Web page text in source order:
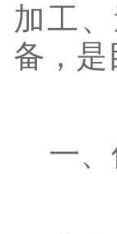
加工
备，是
一、